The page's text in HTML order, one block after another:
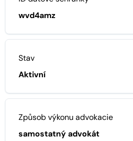
wvd4amz
Stav
Aktivní
Způsob výkonu advokacie
samostatný advokát